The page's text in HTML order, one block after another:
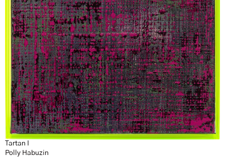
Tartan I
Polly Habuzin